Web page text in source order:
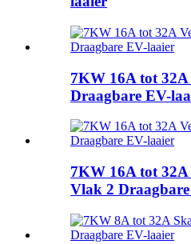
7KW 16A tot 32A
Draagbare EV-
7KW 16A tot 32A
Vlak 2